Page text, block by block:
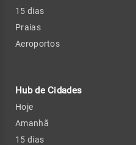
15 dias
Praias
Aeroportos
Hub de Cidades
Hoje
Amanhã
15 dias